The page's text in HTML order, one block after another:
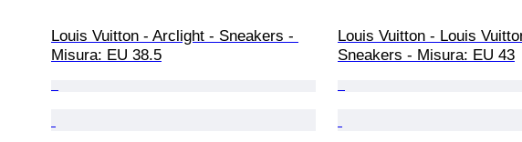
Louis Vuitton - Arclight - Sneakers -
Misura: EU 38.5
Louis Vuitton - Louis
Sneakers - Misura: EU 43